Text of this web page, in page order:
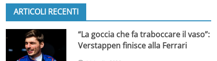
ARTICOLI RECENTI
“La goccia che fa traboccare il vaso”:
Verstappen finisce alla Ferrari